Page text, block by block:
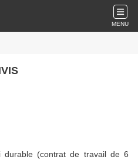
MENU
durable (contrat de travail de 6